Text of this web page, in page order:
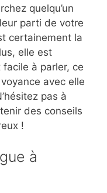
quelqu’un
parti de votre
certainement la
elle est
à parler, ce
avec elle
pas à
des conseils
!
à